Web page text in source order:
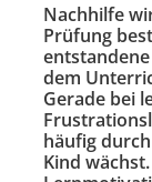
Nachhilfe
Prüfung
dem
Gerade bei
häufig
Kind